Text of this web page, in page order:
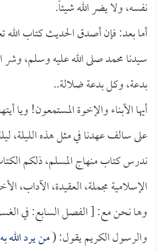
نفسه، ولا يضر الله شيئاً.
أما بعد: فإن أصدق الحديث كتاب الله
سيدنا محمد صلى الله عليه وسلم، وشر
بدعة، وكل بدعة ضلالة..
أيها الأبناء والإخوة المستمعون! ويا
على سالف عهدنا في مثل هذه الليلة،
ندرس كتاب منهاج المسلم، ذلكم
الإسلامية مجملة، العقيدة، الآداب،
وها نحن مع: [ الفصل السابع: في
والرسول الكريم يقول: (من يرد الله